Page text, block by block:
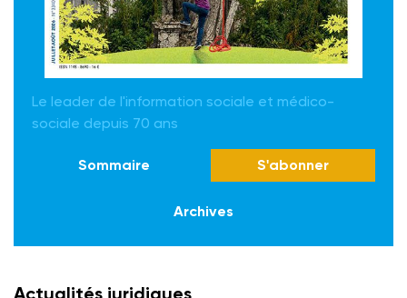
Le leader de l'information sociale et médico-
sociale depuis 70 ans
Sommaire S'abonner
Archives
Actualités juridiques